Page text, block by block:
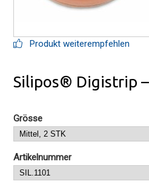
Produkt weiterempfehlen
Silipos® Digistrip
Grösse
Artikelnummer